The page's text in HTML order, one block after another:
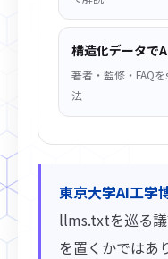
構造化データで
著者・監修・FAQ
法
東京大学AI工学
llms.txtを巡る
を置くかではあ